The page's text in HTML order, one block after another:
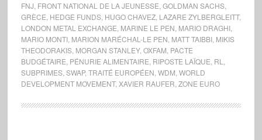
FNJ FRONT NATIONAL DE LA JEUNESSE GOLDMAN SACHS,
GRÈCE HEDGE FUNDS, HUGO CHAVEZ, LAZARE ZYLBERGLEITT,
LONDON METAL EXCHANGE MARINE LE PEN MARIO DRAGHI,
MARIO MONTI, MARION MARÉCHAL-LE PEN MATT TAIBBI, MIKIS
THEODORAKIS, MORGAN STANLEY, OXFAM PACTE
BUDGÉTAIRE PÉNURIE ALIMENTAIRE RIPOSTE LAÏQUE RL
SUBPRIMES, SWAP, TRAITÉ EUROPÉEN WDM WORLD
DEVELOPMENT MOVEMENT, XAVIER RAUFER ZONE EURO